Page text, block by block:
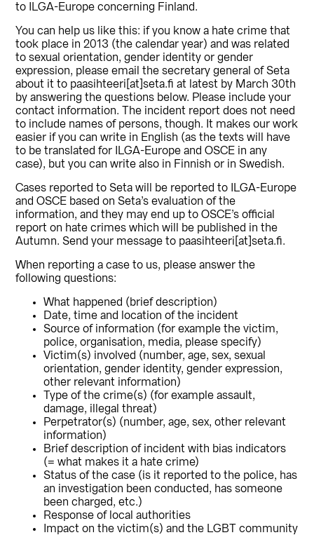
to ILGA-Europe concerning Finland.
You can help us like this: if you know a hate crime that
took place in 2013 (the calendar year) and was related
to sexual orientation, gender identity or gender
expression, please email the secretary general of Seta
about it to paasihteeri[at]seta.fi at latest by March 30th
by answering the questions below. Please include your
contact information. The incident report does not need
to include names of persons, though. It makes our work
easier if you can write in English (as the texts will have
to be translated for ILGA-Europe and OSCE in any
case), but you can write also in Finnish or in Swedish.
Cases reported to Seta will be reported to ILGA-Europe
and OSCE based on Seta’s evaluation of the
information, and they may end up to OSCE’s official
report on hate crimes which will be published in the
Autumn. Send your message to paasihteeri[at]seta.fi.
When reporting a case to us, please answer the
following questions:
What happened (brief description)
Date, time and location of the incident
Source of information (for example the victim,
police, organisation, media, please specify)
Victim(s) involved (number, age, sex, sexual
orientation, gender identity, gender expression,
other relevant information)
Type of the crime(s) (for example assault,
damage, illegal threat)
Perpetrator(s) (number, age, sex, other relevant
information)
Brief description of incident with bias indicators
(= what makes it a hate crime)
Status of the case (is it reported to the police, has
an investigation been conducted, has someone
been charged, etc.)
Response of local authorities
Impact on the victim(s) and the LGBT community